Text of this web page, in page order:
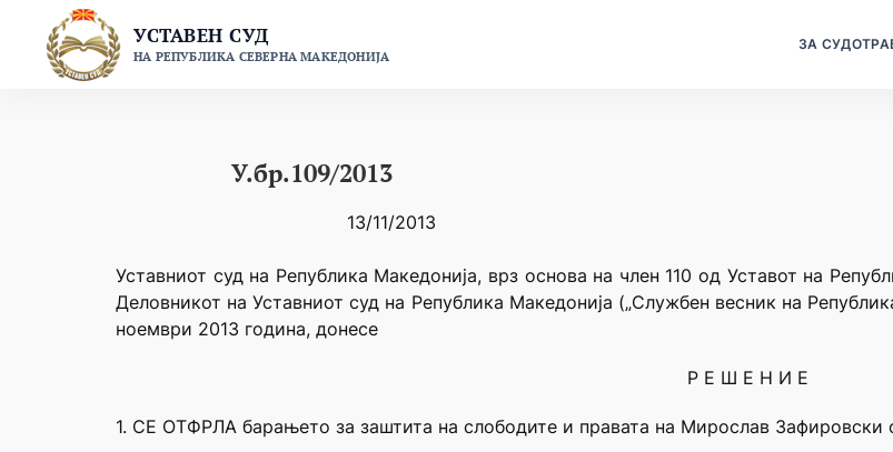
content
УСТАВЕН СУД
НА РЕПУБЛИКА СЕВЕРНА МАКЕДОНИЈА
ЗА СУДОТ
У.бр.109/2013
13/11/2013
Уставниот суд на Република Македонија, врз основа на член 110 од Уставот на
Деловникот на Уставниот суд на Република Македонија („Службен весник на
ноември 2013 година, донесе
Р Е Ш Е Н И Е
1. СЕ ОТФРЛА барањето за заштита на слободите и правата на Мирослав Зафировски